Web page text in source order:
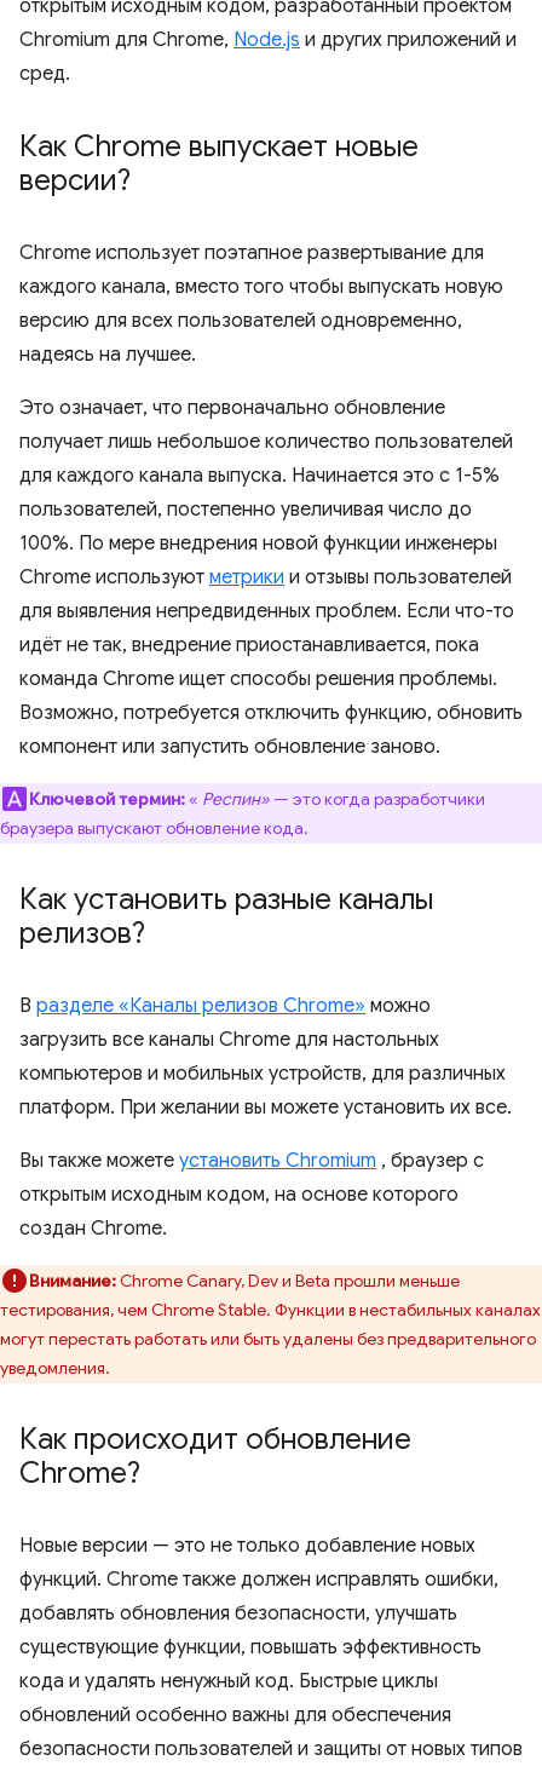
открытым исходным кодом, разработанный проектом
Chromium для Chrome, Node.js и других приложений и
сред.
Как Chrome выпускает новые
версии?
Chrome использует поэтапное развертывание для
каждого канала, вместо того чтобы выпускать новую
версию для всех пользователей одновременно,
надеясь на лучшее.
Это означает, что первоначально обновление
получает лишь небольшое количество пользователей
для каждого канала выпуска. Начинается это с 1-5%
пользователей, постепенно увеличивая число до
100%. По мере внедрения новой функции инженеры
Chrome используют метрики и отзывы пользователей
для выявления непредвиденных проблем. Если что-то
идёт не так, внедрение приостанавливается, пока
команда Chrome ищет способы решения проблемы.
Возможно, потребуется отключить функцию, обновить
компонент или запустить обновление заново.
Ключевой термин:« Респин» — это когда разработчики
браузера выпускают обновление кода.
Как установить разные каналы
релизов?
В разделе «Каналы релизов Chrome» можно
загрузить все каналы Chrome для настольных
компьютеров и мобильных устройств, для различных
платформ. При желании вы можете установить их все.
Вы также можете установить Chromium , браузер с
открытым исходным кодом, на основе которого
создан Chrome.
Внимание:Chrome Canary, Dev и Beta прошли меньше
тестирования, чем Chrome Stable. Функции в нестабильных каналах
могут перестать работать или быть удалены без предварительного
уведомления.
Как происходит обновление
Chrome?
Новые версии — это не только добавление новых
функций. Chrome также должен исправлять ошибки,
добавлять обновления безопасности, улучшать
существующие функции, повышать эффективность
кода и удалять ненужный код. Быстрые циклы
обновлений особенно важны для обеспечения
безопасности пользователей и защиты от новых типов